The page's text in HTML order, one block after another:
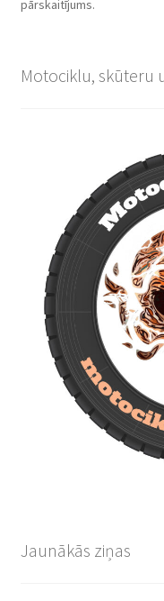
pārskaitījums.
Motociklu, skūteru
Jaunākās ziņas